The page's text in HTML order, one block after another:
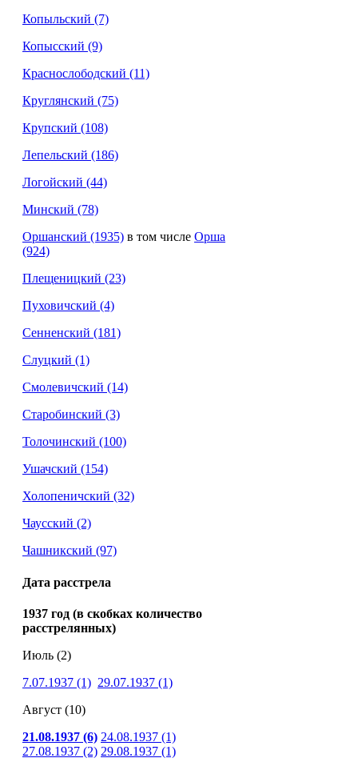
Копыльский (7)
Копысский (9)
Краснослободский (11)
Круглянский (75)
Крупский (108)
Лепельский (186)
Логойский (44)
Минский (78)
Оршанский (1935) в том числе Орша
(924)
Плещеницкий (23)
Пуховичский (4)
Сенненский (181)
Слуцкий (1)
Смолевичский (14)
Старобинский (3)
Толочинский (100)
Ушачский (154)
Холопеничский (32)
Чаусский (2)
Чашникский (97)
Дата расстрела
1937 год (в скобках количество
расстрелянных)
Июль (2)
7.07.1937 (1) 29.07.1937 (1)
Август (10)
21.08.1937 (6) 24.08.1937 (1)
27.08.1937 (2) 29.08.1937 (1)